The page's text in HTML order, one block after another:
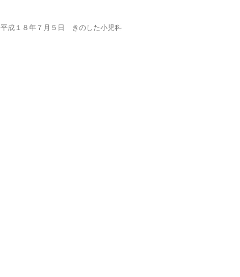
平成１８年７月５日 きのした小児科